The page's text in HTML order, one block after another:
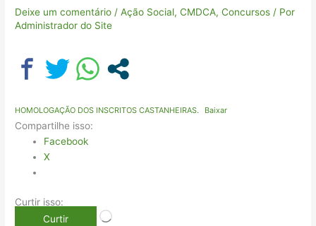
Deixe um comentário /Ação Social,CMDCA,Concursos / Por
Administrador do Site
HOMOLOGAÇÃO DOS INSCRITOS CASTANHEIRAS. Baixar
Compartilhe isso:
Facebook
X
Curtir isso:
Curtir